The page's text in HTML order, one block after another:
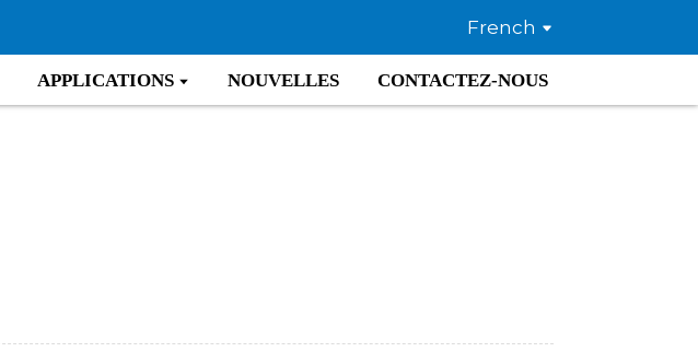
French
APPLICATIONS NOUVELLES CONTACTEZ-NOUS